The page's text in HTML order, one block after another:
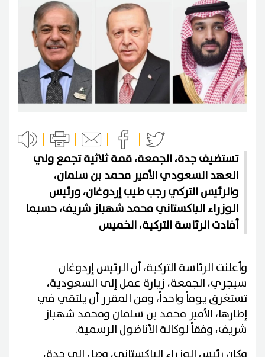
تستضيف جدة، الجمعة، قمة ثلاثية تجمع ولي
العهد السعودي الأمير محمد بن سلمان،
والرئيس التركي رجب طيب إردوغان، ورئيس
الوزراء الباكستاني محمد شهباز شريف، حسبما
أفادت الرئاسة التركية، الخميس
وأعلنت الرئاسة التركية، أن الرئيس إردوغان
سيجري، الجمعة، زيارة عمل إلى السعودية،
تستغرق يوماً واحداً، ومن المقرر أن يلتقي في
إطارها، الأمير محمد بن سلمان ومحمد شهباز
شريف، وفقاً لوكالة الأناضول الرسمية.